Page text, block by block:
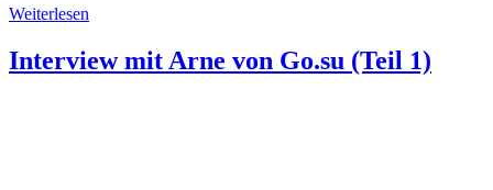
Weiterlesen
Interview mit Arne von Go.su (Teil 1)